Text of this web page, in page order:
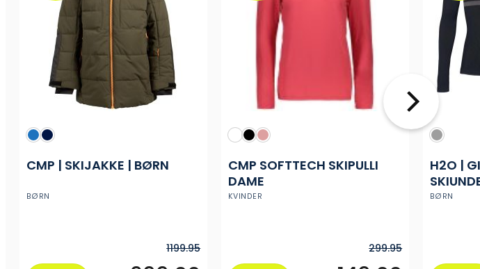
BØRN
CMP | SKIJAKKE | BØRN
1199.95
KVINDER
CMP SOFTTECH SKIPULLI
DAME
299.95
BØRN
H2O |